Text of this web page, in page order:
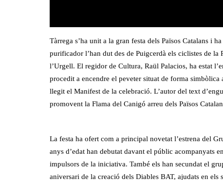
Tàrrega s’ha unit a la gran festa dels Països Catalans i
purificador l’han dut des de Puigcerdà els ciclistes de
l’Urgell. El regidor de Cultura, Raül Palacios, ha estat
procedit a encendre el peveter situat de forma simbòlica
llegit el Manifest de la celebració. L’autor del text
promovent la Flama del Canigó arreu dels Països
La festa ha ofert com a principal novetat l’estrena del
anys d’edat han debutat davant el públic acompanyats
impulsors de la iniciativa. També els han secundat el
aniversari de la creació dels Diables BAT, ajudats en els